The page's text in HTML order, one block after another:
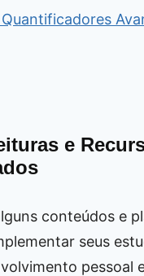
e
conteúdos e
seus
pessoal